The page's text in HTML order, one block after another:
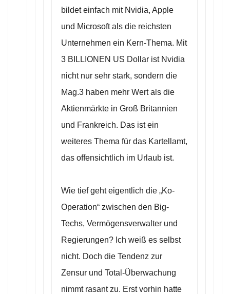
bildet einfach mit Nvidia, Apple
und Microsoft als die reichsten
Unternehmen ein Kern-Thema. Mit
3 BILLIONEN US Dollar ist Nvidia
nicht nur sehr stark, sondern die
Mag.3 haben mehr Wert als die
Aktienmärkte in Groß Britannien
und Frankreich. Das ist ein
weiteres Thema für das Kartellamt,
das offensichtlich im Urlaub ist.
Wie tief geht eigentlich die „Ko-
Operation“ zwischen den Big-
Techs, Vermögensverwalter und
Regierungen? Ich weiß es selbst
nicht. Doch die Tendenz zur
Zensur und Total-Überwachung
nimmt rasant zu. Erst vorhin hatte